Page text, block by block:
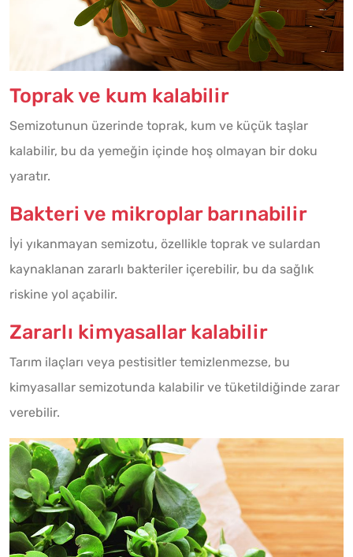
Toprak ve kum kalabilir
Semizotunun üzerinde toprak, kum ve küçük taşlar
kalabilir, bu da yemeğin içinde hoş olmayan bir doku
yaratır.
Bakteri ve mikroplar barınabilir
İyi yıkanmayan semizotu, özellikle toprak ve sulardan
kaynaklanan zararlı bakteriler içerebilir, bu da sağlık
riskine yol açabilir.
Zararlı kimyasallar kalabilir
Tarım ilaçları veya pestisitler temizlenmezse, bu
kimyasallar semizotunda kalabilir ve tüketildiğinde zarar
verebilir.